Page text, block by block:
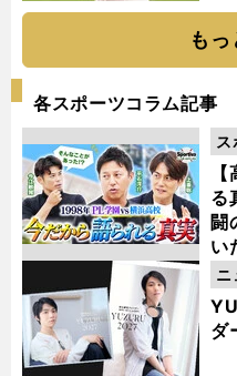
もっ
各スポーツコラム記事
る
闘
い
ス
ダ
ニ